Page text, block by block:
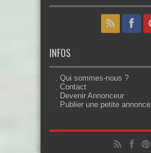
INFOS
. Qui sommes-nous ?
. Contact
. Devenir Annonceur
. Publier une petite annonce